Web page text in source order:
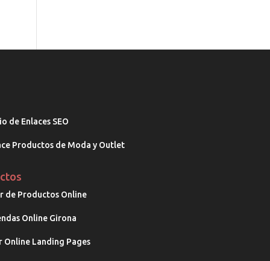
de Enlaces SEO
Productos de Moda y Outlet
de Productos Online
Online Girona
Online Landing Pages